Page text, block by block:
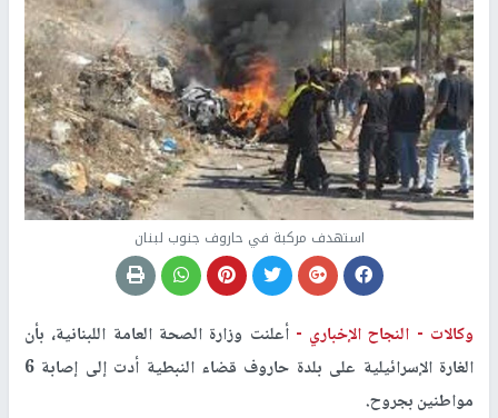
استهدف مركبة في حاروف جنوب لبنان
وكالات - النجاح الإخباري -أعلنت وزارة الصحة العامة اللبنانية، بأن
الغارة الإسرائيلية على بلدة حاروف قضاء النبطية أدت إلى إصابة 6
مواطنين بجروح.